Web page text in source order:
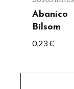
Abanico
Bilsom
0,23€